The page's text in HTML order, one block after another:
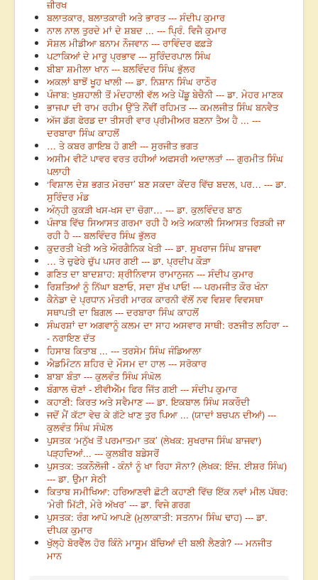
ਜ਼ੀਰਖ
ਬਲਾਤਕਾਰ, ਬਲਾਤਕਾਰੀ ਅਤੇ ਭਾਰਤ --- ਸੰਦੀਪ ਕੁਮਾਰ
ਨਾਲ ਨਾਲ ਤੁਰਦੇ ਮਾਂ ਦੇ ਸ਼ਬਦ ... --- ਪ੍ਰਿੰ. ਵਿਜੈ ਕੁਮਾਰ
ਸੋਸ਼ਲ ਮੀਡੀਆ ਬਨਾਮ ਨੌਜਵਾਨ --- ਰਾਵਿੰਦਰ ਫਫ਼ੜੇ
ਪਟਾਕਿਆਂ ਦੇ ਮਾਰੂ ਪ੍ਰਭਾਵ --- ਸੁਰਿੰਦਰਪਾਲ ਸਿੰਘ
ਬੀਬਾ ਸ਼ਮੀਲਾ ਖਾਨ --- ਬਲਵਿੰਦਰ ਸਿੰਘ ਭੁੱਲਰ
ਅਕਲਾਂ ਬਾਝੋਂ ਖੂਹ ਖਾਲੀ --- ਡਾ. ਨਿਸ਼ਾਨ ਸਿੰਘ ਰਾਠੌਰ
ਪੰਜਾਬ: ਖੁਸ਼ਹਾਲੀ ਤੋਂ ਮੰਦਹਾਲੀ ਵੱਲ ਅਤੇ ਪੇਂਡੂ ਬੇਚੈਨੀ --- ਡਾ. ਮੇਹਰ ਮਾਣਕ
ਭਾਜਪਾ ਦੀ ਰਾਮ ਰਹੀਮ ਉੱਤੇ ਨੌਂਵੀਂ ਰਹਿਮਤ --- ਕਮਲਜੀਤ ਸਿੰਘ ਬਨਵੈਤ
ਅੱਜ ਡੱਗ ਫੋਰਡ ਦਾ ਤੀਸਰੀ ਵਾਰ ਪ੍ਰੀਮੀਅਰ ਬਣਨਾ ਤੈਅ ਹੈ ... ---
ਦਰਬਾਰਾ ਸਿੰਘ ਕਾਹਲੋਂ
… ਤੇ ਕਬਰ ਗਾਇਬ ਹੋ ਗਈ --- ਸੁਰਜੀਤ ਭਗਤ
ਅਸੀਮ ਵੀਟੋ ਪਾਵਰ ਵਰਤ ਰਹੀਆਂ ਅਫਸਰੀ ਅਦਾਲਤਾਂ --- ਗੁਰਮੀਤ ਸਿੰਘ
ਪਲਾਹੀ
‘ਵਿਸ਼ਾਲ ਦੇਸ਼ ਭਗਤ ਮੋਰਚਾ’ ਬਣ ਸਕਦਾ ਕੇਂਦਰ ਵਿੱਚ ਬਦਲ, ਪਰ… --- ਡਾ.
ਸੁਰਿੰਦਰ ਮੰਡ
ਅੰਨ੍ਹੀ ਕੁਕੜੀ ਖਸ-ਖਸ ਦਾ ਚੋਗਾ… --- ਡਾ. ਕੁਲਵਿੰਦਰ ਬਾਠ
ਪੰਜਾਬ ਵਿੱਚ ਸਿਆਸਤ ਗਰਮਾ ਰਹੀ ਹੈ ਅਤੇ ਅਕਾਲੀ ਸਿਆਸਤ ਰਿੜਕੀ ਜਾ
ਰਹੀ ਹੈ --- ਬਲਵਿੰਦਰ ਸਿੰਘ ਭੁੱਲਰ
ਕੁਦਰਤੀ ਖੇਤੀ ਅਤੇ ਔਰਗੈਨਿਕ ਖੇਤੀ --- ਡਾ. ਸੁਖਰਾਜ ਸਿੰਘ ਬਾਜਵਾ
… ਤੇ ਚੁਫੇਰੇ ਚੁੱਪ ਪਸਰ ਗਈ --- ਡਾ. ਪ੍ਰਦੀਪ ਕੌੜਾ
ਗਣਿਤ ਦਾ ਬਾਦਸ਼ਾਹ: ਸ਼੍ਰੀਨਿਵਾਸ ਰਾਮਾਨੁਜਨ --- ਸੰਦੀਪ ਕੁਮਾਰ
ਰਿਸ਼ਤਿਆਂ ਨੂੰ ਨਿੱਘਾ ਬਣਾਓ, ਸਦਾ ਸੁੱਖ ਪਾਓ! --- ਪਰਮਜੀਤ ਕੌਰ ਖੰਨਾ
ਕੈਨੇਡਾ ਦੇ ਪ੍ਰਧਾਨ ਮੰਤਰੀ ਮਾਰਕ ਕਾਰਨੀ ਵੱਲੋਂ ਨਵ ਵਿਸ਼ਵ ਵਿਵਸਥਾ
ਸਥਾਪਤੀ ਦਾ ਬਿਗਲ --- ਦਰਬਾਰਾ ਸਿੰਘ ਕਾਹਲੋਂ
ਸੰਘਰਸ਼ਾਂ ਦਾ ਅਗਵਾਨੂੰ ਕਲਮ ਦਾ ਸਾਹ ਅਸਵਾਰ ਸਾਥੀ: ਰਣਜੀਤ ਲਹਿਰਾ --
- ਨਰਾਇਣ ਦੱਤ
ਹਿਸਾਬ ਕਿਤਾਬ ... --- ਤਰਸੇਮ ਸਿੰਘ ਜੰਡਿਆਲਾ
ਐਡਮਿੰਟਨ ਸ਼ਹਿਰ ਦੇ ਮੌਸਮ ਦਾ ਹਾਲ --- ਸਰੋਕਾਰ
ਬਾਬਾ ਬੰਤਾ --- ਕੁਲਵੰਤ ਸਿੰਘ ਸੰਘੋਲ
ਬੰਗਾਲ ਚੋਣਾਂ - ਈਵੀਐੱਮ ਫਿਰ ਜਿੱਤ ਗਈ --- ਸੰਦੀਪ ਕੁਮਾਰ
ਕਹਾਣੀ: ਕਿਰਤ ਅਤੇ ਸਵੈਮਾਣ --- ਡਾ. ਇਕਬਾਲ ਸਿੰਘ ਸਕਰੌਦੀ
ਜਦੋਂ ਮੈਂ ਕੱਟਾ ਵੇਚ ਕੇ ਗੱਟੇ ਖਾਣ ਤੁਰ ਪਿਆ ... (ਯਾਦਾਂ ਬਚਪਨ ਦੀਆਂ) ---
ਕੁਲਵੰਤ ਸਿੰਘ ਸੰਘੋਲ
ਪੁਸਤਕ ‘ਮਨੁੱਖ ਤੋਂ ਪਰਮਾਤਮਾ ਤਕ’ (ਲੇਖਕ: ਸੁਖਰਾਜ ਸਿੰਘ ਬਾਜਵਾ)
ਪੜ੍ਹਦਿਆਂ... --- ਕੁਲਬੀਰ ਬਡੇਸਰੋਂ
ਪੁਸਤਕ: ਤਕਨੌਲੋਜੀ - ਕੰਨਾਂ ਨੂੰ ਖਾ ਰਿਹਾ ਸੋਨਾ? (ਲੇਖਕ: ਇੰਜ. ਈਸ਼ਰ ਸਿੰਘ)
--- ਡਾ. ਉਮਾ ਸੇਠੀ
ਕਿਤਾਬ ਸਮੀਖਿਆ: ਹਰਿਆਣਵੀ ਛੋਟੀ ਕਹਾਣੀ ਵਿੱਚ ਇੱਕ ਨਵਾਂ ਮੀਲ ਪੱਥਰ:
‘ਮੇਰੀ ਮਿੱਟੀ, ਮੇਰੇ ਅੱਖਰ’ --- ਡਾ. ਵਿਜੇ ਗਰਗ
ਪੁਸਤਕ: ਰੰਗ ਆਪੋ ਆਪਣੇ (ਮੁਲਾਕਾਤੀ: ਸਤਨਾਮ ਸਿੰਘ ਢਾਹ) --- ਡਾ.
ਦੀਪਕ ਕੁਮਾਰ
ਖੁੱਲ੍ਹੇ ਬੋਰਵੈੱਲ ਹੋਰ ਕਿੰਨੇ ਮਾਸੂਮ ਬੱਚਿਆਂ ਦੀ ਬਲੀ ਲੈਣਗੇ? --- ਮਨਜੀਤ
ਮਾਨ